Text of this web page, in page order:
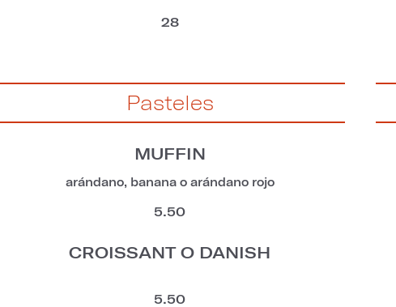
28
Pasteles
MUFFIN
arándano, banana o arándano rojo
5.50
CROISSANT O DANISH
5.50